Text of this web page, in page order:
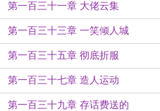
第一百三十一章 大佬云集
第一百三十三章 一笑倾人城
第一百三十五章 彻底折服
第一百三十七章 造人运动
第一百三十九章 存话费送的